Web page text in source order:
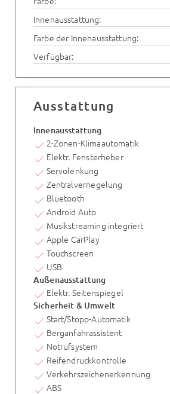
Innenausstattung:
Farbe der Innenausstattung:
Verfügbar:
Ausstattung
Innenausstattung
2-Zonen-Klimaautomatik
Elektr. Fensterheber
Servolenkung
Zentralverriegelung
Bluetooth
Android Auto
Musikstreaming integriert
Apple CarPlay
Touchscreen
USB
Außenausstattung
Elektr. Seitenspiegel
Sicherheit & Umwelt
Start/Stopp-Automatik
Berganfahrassistent
Notrufsystem
Reifendruckkontrolle
Verkehrszeichenerkennung
ABS